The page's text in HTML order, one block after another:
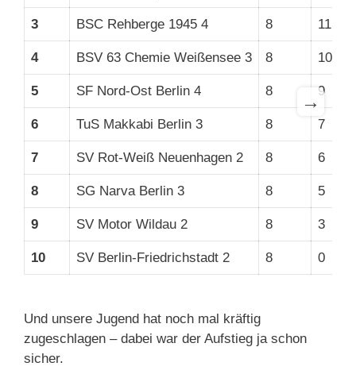
3 BSC Rehberge 1945 4 8 11
4 BSV 63 Chemie Weißensee 3 8 10
5 SF Nord-Ost Berlin 4 8 9
6 TuS Makkabi Berlin 3 8 7
7 SV Rot-Weiß Neuenhagen 2 8 6
8 SG Narva Berlin 3 8 5
9 SV Motor Wildau 2 8 3
10 SV Berlin-Friedrichstadt 2 8 0
→
Und unsere Jugend hat noch mal kräftig
zugeschlagen – dabei war der Aufstieg ja schon
sicher.